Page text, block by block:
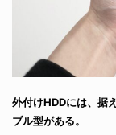
外付けHDDには、据
ブル型がある。